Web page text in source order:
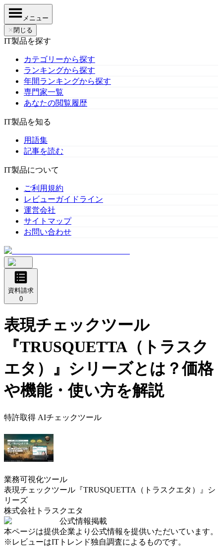
メニュー
✕ 閉じる
IT製品を探す
カテゴリーから探す
ランキングから探す
年間ランキングから探す
専門家一覧
あなたの閲覧履歴
IT製品を知る
用語集
記事を読む
IT製品について
ご利用規約
レビューガイドライン
運営会社
サイトマップ
お問い合わせ
資料請求
0
表現チェックツール
『TRUSQUETTA（トラスク
エタ）』シリーズとは？価格
や機能・使い方を解説
特許取得 AIチェックツール
業務可視化ツール
表現チェックツール『TRUSQUETTA（トラスクエタ）』シ
リーズ
株式会社トラスクエタ
公式情報掲載
本ページは提供企業より公式情報を提供いただいています。
※レビューはITトレンド独自調査によるものです。